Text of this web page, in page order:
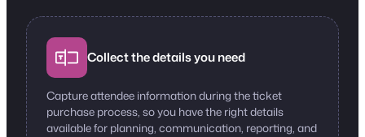
Collect the details you need
Capture attendee information during the ticket
purchase process, so you have the right details
available for planning, communication, reporting, and